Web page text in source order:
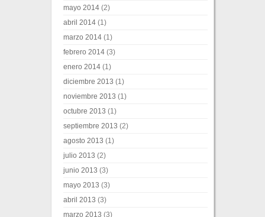
mayo 2014 (2)
abril 2014 (1)
marzo 2014 (1)
febrero 2014 (3)
enero 2014 (1)
diciembre 2013 (1)
noviembre 2013 (1)
octubre 2013 (1)
septiembre 2013 (2)
agosto 2013 (1)
julio 2013 (2)
junio 2013 (3)
mayo 2013 (3)
abril 2013 (3)
marzo 2013 (3)